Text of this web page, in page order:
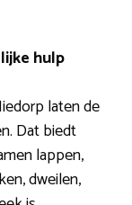
hulp
laten de
Dat biedt
lappen,
dweilen,